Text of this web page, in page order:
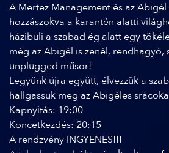
A Mertez Management és az
hozzászokva a karantén alatti
házibuli a szabad ég alatt egy
még az Abigél is zenél, rendhagyó,
unplugged műsor!
Legyünk újra együtt, élvezzük a
hallgassuk meg az Abigéles
Kapnyitás: 19:00
Koncetkezdés: 20:15
A rendzvény INGYENES!!!